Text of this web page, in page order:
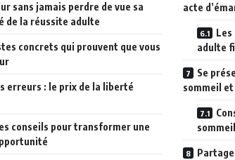
sans jamais perdre de vue sa
de la réussite adulte
concrets qui prouvent que vous
erreurs : le prix de la liberté
conseils pour transformer une
acte
Les
adulte
Se
sommeil
sommeil